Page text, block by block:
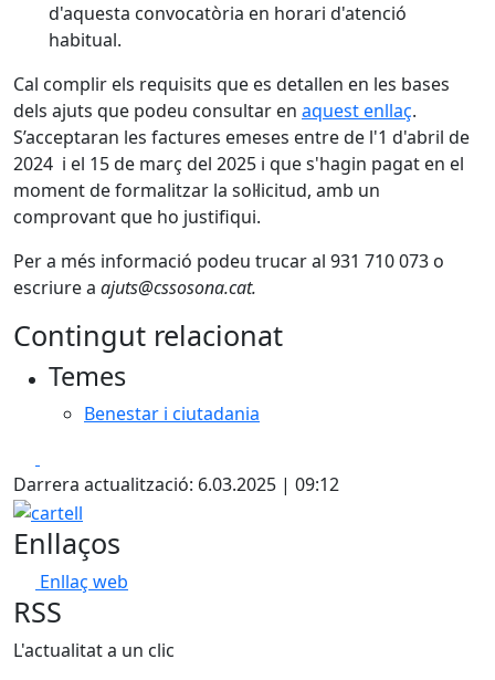
d'aquesta convocatòria en horari d'atenció
habitual.
Cal complir els requisits que es detallen en les bases
dels ajuts que podeu consultar en aquest enllaç.
S’acceptaran les factures emeses entre de l'1 d'abril de
2024 i el 15 de març del 2025 i que s'hagin pagat en el
moment de formalitzar la sol·licitud, amb un
comprovant que ho justifiqui.
Per a més informació podeu trucar al 931 710 073 o
escriure a ajuts@cssosona.cat.
Contingut relacionat
Temes
Benestar i ciutadania
Darrera actualització: 6.03.2025 | 09:12
cartell
Enllaços
Enllaç web
RSS
L'actualitat a un clic